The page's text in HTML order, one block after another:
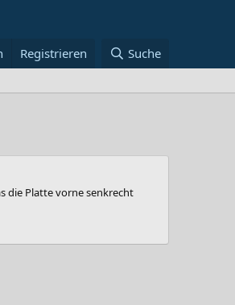
Registrieren Suche
die Platte vorne senkrecht